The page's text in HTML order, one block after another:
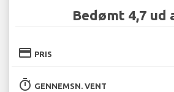
Bedømt 4,7 ud
credit_card PRIS
timer GENNEMSN. VENT